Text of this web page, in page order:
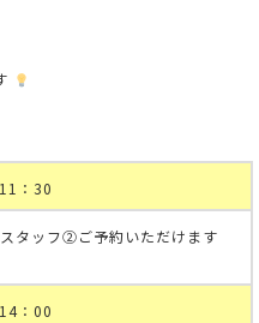
：30
スタッフ②ご予約いただけます
：00